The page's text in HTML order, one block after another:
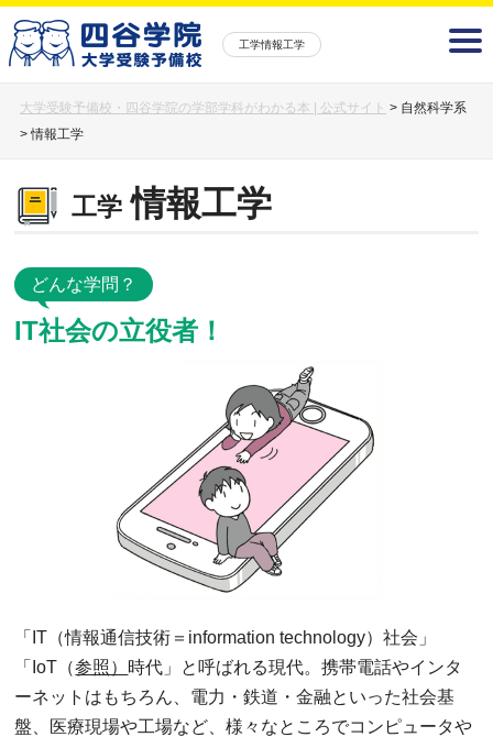
工学情報工学
大学受験予備校・四谷学院の学部学科がわかる本 | 公式サイト > 自然科学系
>情報工学
工学 情報工学
どんな学問？
IT社会の立役者！
「IT（情報通信技術＝information technology）社会」
「IoT（参照） 時代」と呼ばれる現代。携帯電話やインタ
ーネットはもちろん、電力・鉄道・金融といった社会基
盤、医療現場や工場など、様々なところでコンピュータや